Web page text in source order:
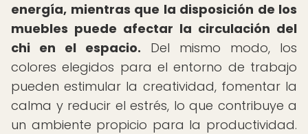
energía, mientras que la disposición de los
muebles puede afectar la circulación del
chi en el espacio. Del mismo modo, los
colores elegidos para el entorno de trabajo
pueden estimular la creatividad, fomentar la
calma y reducir el estrés, lo que contribuye a
un ambiente propicio para la productividad.